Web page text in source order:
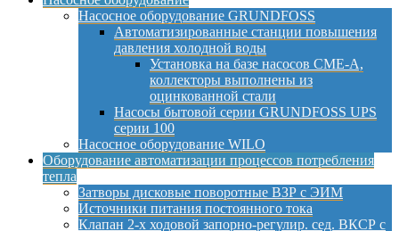
Насосное оборудование GRUNDFOSS
Автоматизированные станции повышения
давления холодной воды
Установка на базе насосов CME-A,
коллекторы выполнены из
оцинкованной стали
Насосы бытовой серии GRUNDFOSS UPS
серии 100
Насосное оборудование WILO
Оборудование автоматизации процессов потребления
тепла
Затворы дисковые поворотные ВЗР с ЭИМ
Источники питания постоянного тока
Клапан 2-х ходовой запорно-регулир. сед. ВКСР с